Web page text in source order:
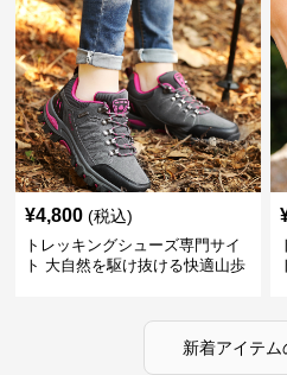
¥4,800 (税込)
トレッキングシューズ専門サイ
ト 大自然を駆け抜ける快適山歩
新着アイテム